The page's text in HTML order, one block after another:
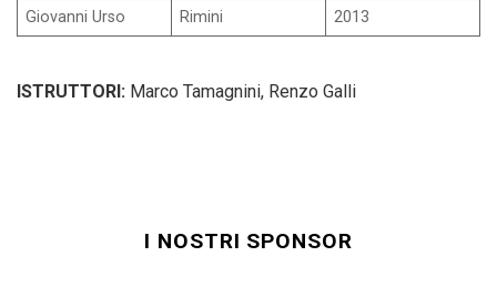
Giovanni Urso Rimini 2013
ISTRUTTORI: Marco Tamagnini, Renzo Galli
I NOSTRI SPONSOR